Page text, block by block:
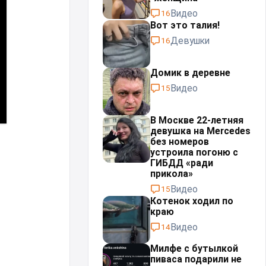
16Видео
Вот это талия!
16Девушки
Домик в деревне
15Видео
В Москве 22-летняя
девушка на Mercedes
без номеров
устроила погоню с
ГИБДД «ради
прикола»
15Видео
Котенок ходил по
краю
14Видео
Милфе с бутылкой
пиваса подарили не